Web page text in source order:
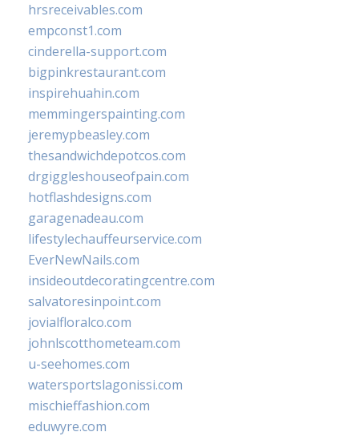
hrsreceivables.com
empconst1.com
cinderella-support.com
bigpinkrestaurant.com
inspirehuahin.com
memmingerspainting.com
jeremypbeasley.com
thesandwichdepotcos.com
drgiggleshouseofpain.com
hotflashdesigns.com
garagenadeau.com
lifestylechauffeurservice.com
EverNewNails.com
insideoutdecoratingcentre.com
salvatoresinpoint.com
jovialfloralco.com
johnlscotthometeam.com
u-seehomes.com
watersportslagonissi.com
mischieffashion.com
eduwyre.com